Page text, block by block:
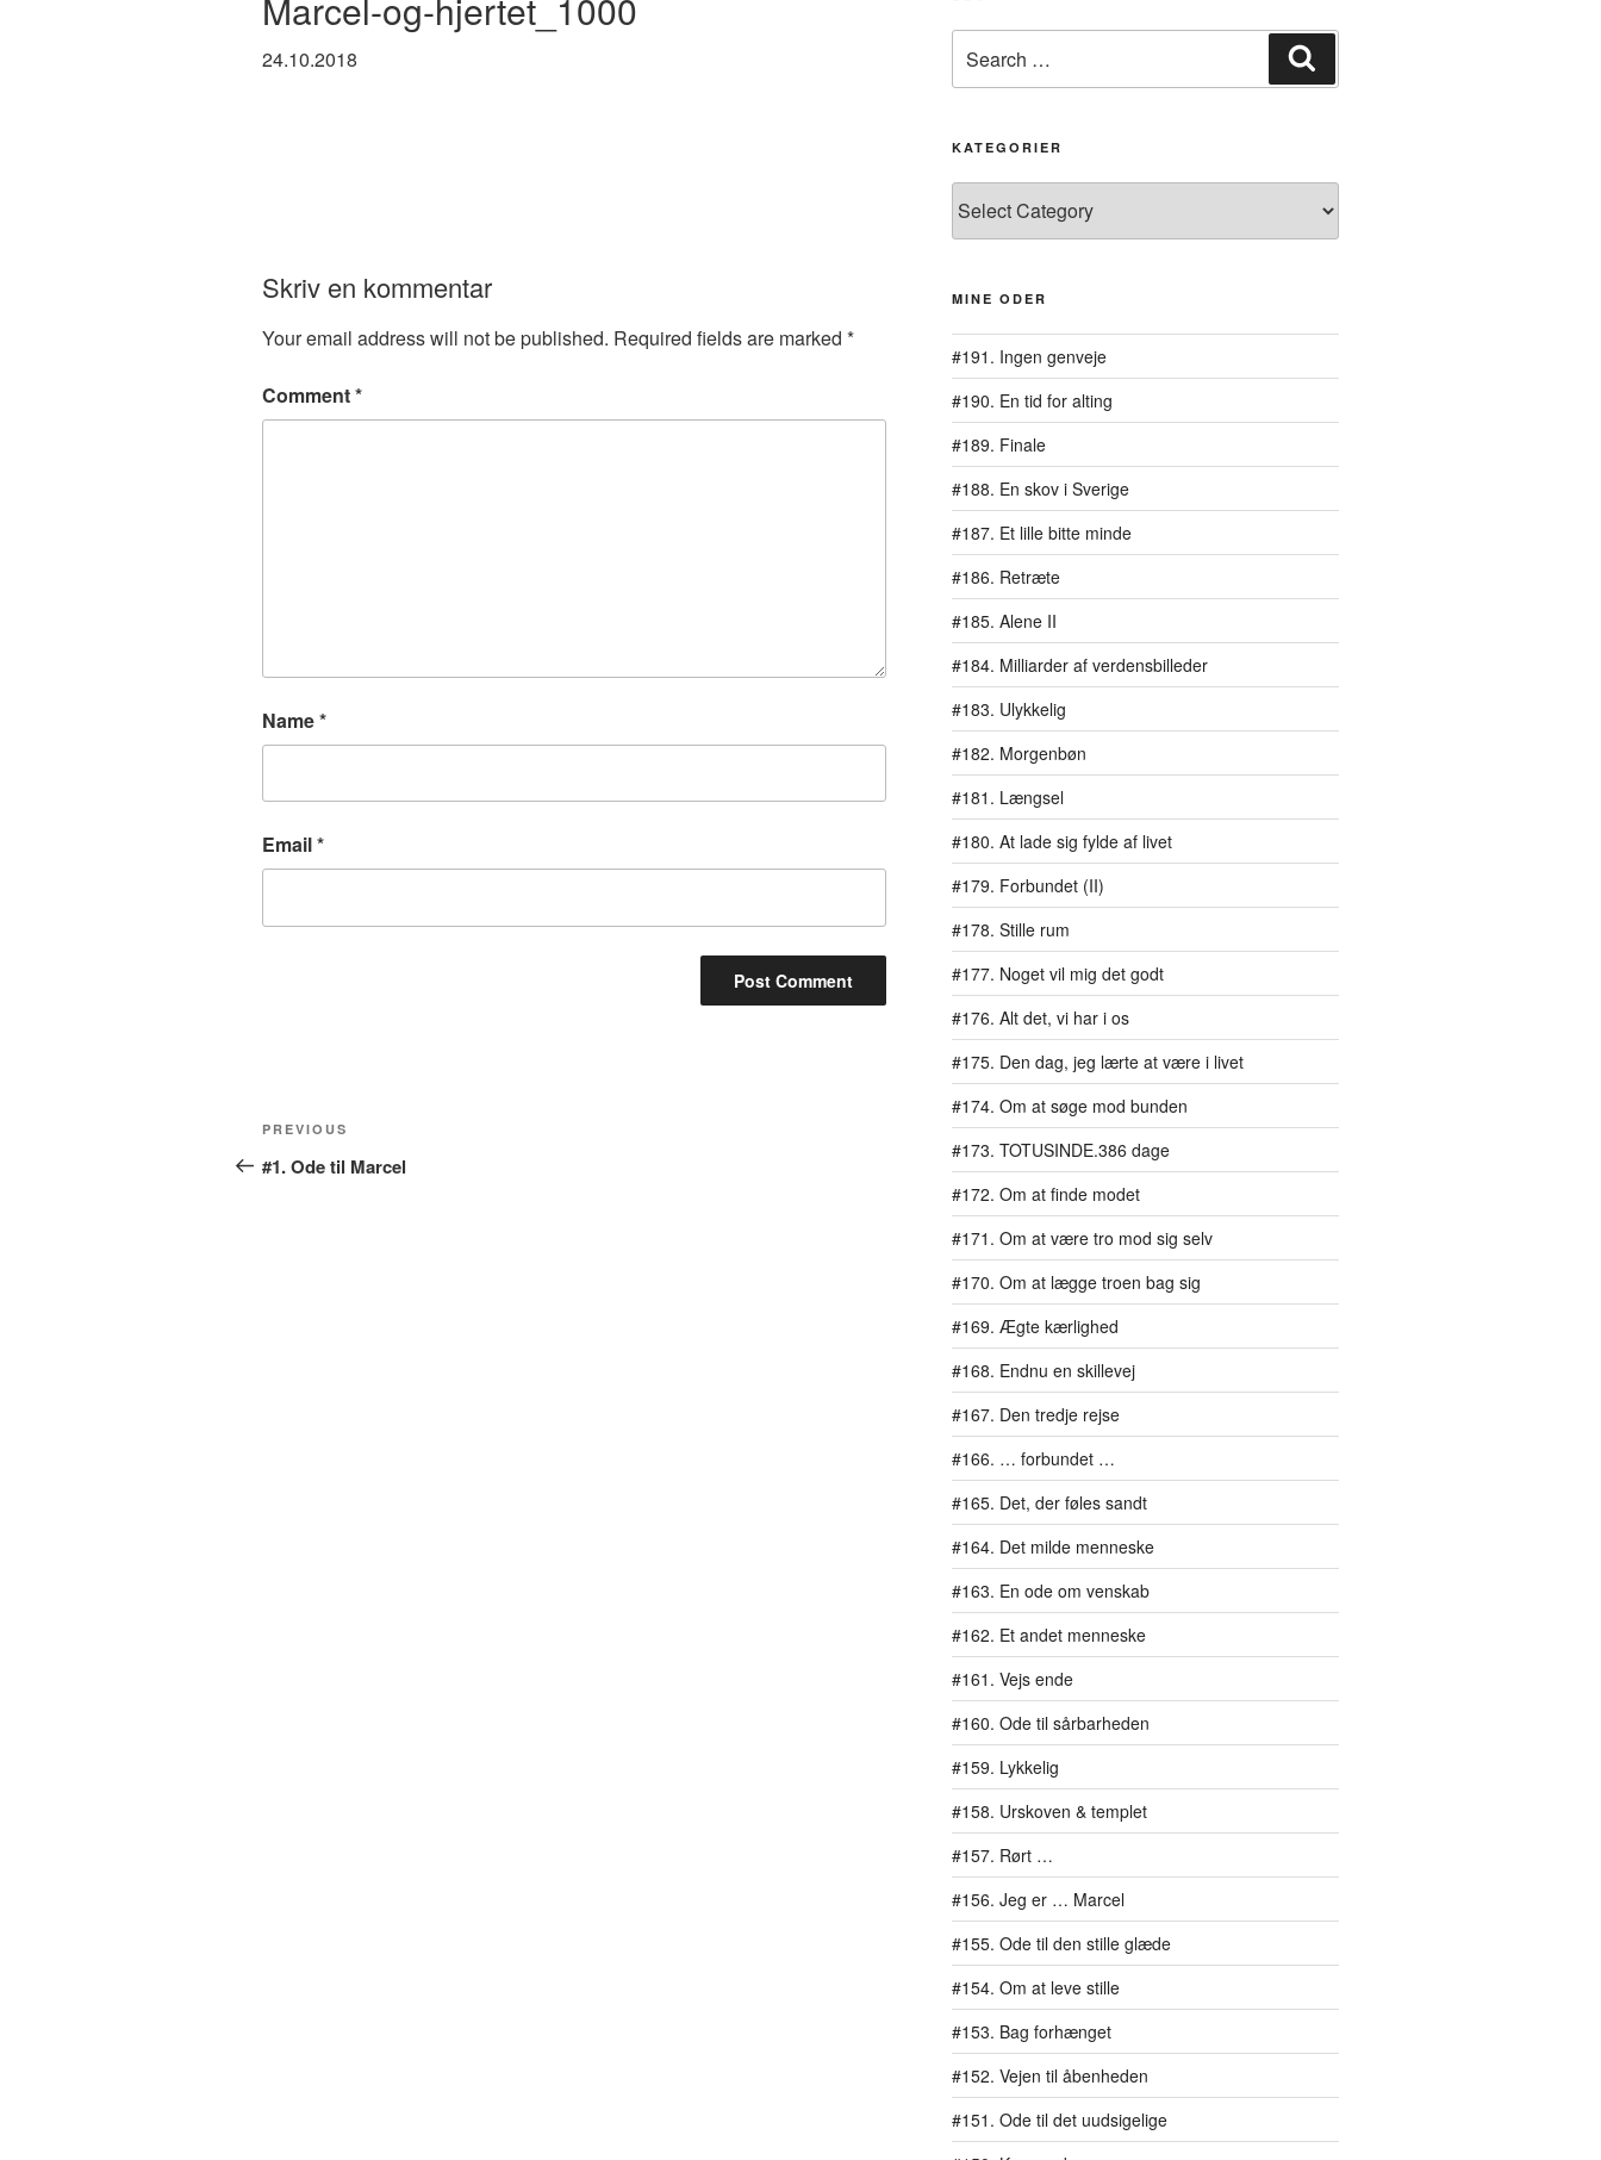
Marcel-og-hjertet_1000
24.10.2018
Skriv en kommentar
Your email address will not be published. Required fields are marked *
Comment*
Name*
Email*
Post
navigation
Previous
Post
PREVIOUS
#1. Ode til Marcel
for:
KATEGORIER
MINE ODER
#191. Ingen genveje
#190. En tid for alting
#189. Finale
#188. En skov i Sverige
#187. Et lille bitte minde
#186. Retræte
#185. Alene II
#184. Milliarder af verdensbilleder
#183. Ulykkelig
#182. Morgenbøn
#181. Længsel
#180. At lade sig fylde af livet
#179. Forbundet (II)
#178. Stille rum
#177. Noget vil mig det godt
#176. Alt det, vi har i os
#175. Den dag, jeg lærte at være i livet
#174. Om at søge mod bunden
#173. TOTUSINDE.386 dage
#172. Om at finde modet
#171. Om at være tro mod sig selv
#170. Om at lægge troen bag sig
#169. Ægte kærlighed
#168. Endnu en skillevej
#167. Den tredje rejse
#166. … forbundet …
#165. Det, der føles sandt
#164. Det milde menneske
#163. En ode om venskab
#162. Et andet menneske
#161. Vejs ende
#160. Ode til sårbarheden
#159. Lykkelig
#158. Urskoven & templet
#157. Rørt …
#156. Jeg er … Marcel
#155. Ode til den stille glæde
#154. Om at leve stille
#153. Bag forhænget
#152. Vejen til åbenheden
#151. Ode til det uudsigelige